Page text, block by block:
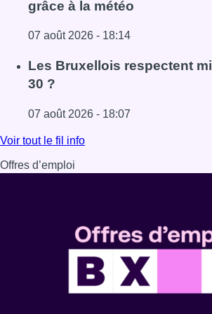
grâce à la météo
07 août 2026 - 18:14
Lire l'article Foire du Midi: les
Les Bruxellois respectent
30 ?
07 août 2026 - 18:07
Lire l'article Les Bruxellois
Voir tout le fil info
Offres d’emploi